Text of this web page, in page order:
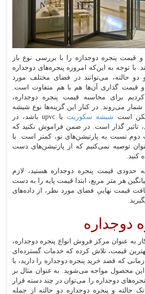
و قیمت پنجره دوجداره را با بررسی نوع باز
با توجه به این‌که امروزه پنجره‌های دوجداره
دو حالته، می‌توانند در فضای مختلف مورد
و قیمت گذاری آن‌ها هم با هم متفاوت است.
برای محاسبه قیمت پنجره دوجداره،
شمار می‌روند. در کنار این گزینه‌ها نوع شیشه
است شیشه سکوریت یا upvcباشد، در
تاثیر گذار است. در ضمن فراموش نکنید که
نسبت به پارتیشن‌های نو، کمتر است. با
توصیه نمی‌کنیم که از پارتیشن‌های دست
حدودی قیمت پنجره دوجداره هستید، لازم
هر متر مربع، ابتدا قیمت پایه را به دست
قیمت نهاییِ فضای مورد نظر، از داده‌های
دوجداره
به عنوان مرکز فروش انواع پنجره دوجداره،
بهترین قیمت، تلاش کرده که خدمات گسترده‌ای
که قصد خرید پنجره دوجداره را دارید، با
محصول مواجه می‌شوید. به عنوان مثال بر
دوجداره را می‌توان در چند دسته قرار
حالته و پنجره دوجداره دو حالته از جمله